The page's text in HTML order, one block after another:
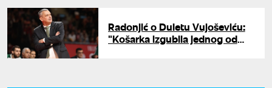
Radonjić o Duletu Vujoševiću:
"Košarka izgubila jednog od